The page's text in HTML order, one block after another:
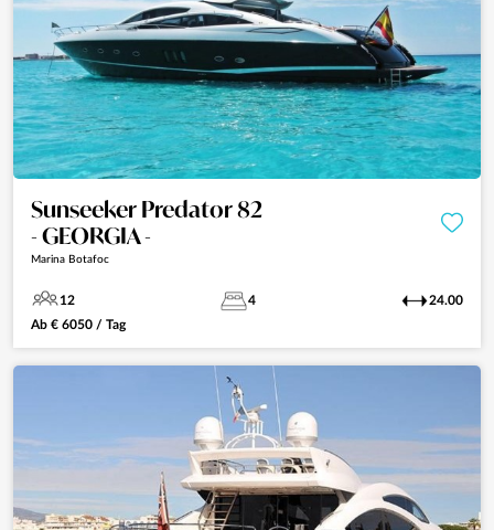
Sunseeker Predator 82
- GEORGIA -
Marina Botafoc
12 4
24.00
Ab € 6050 / Tag